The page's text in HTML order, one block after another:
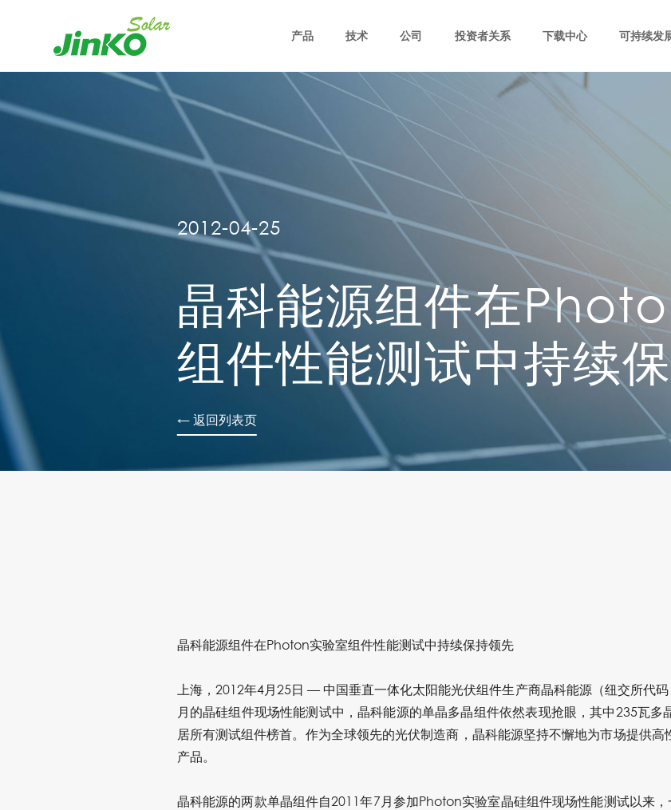
产品 技术 公司 投资者关系 下载中心 可持续发
2012-04-25
晶科能源组件在
组件性能测试中持续
← 返回列表页
晶科能源组件在Photon实验室组件性能测试中持续保持领先
上海，2012年4月25日 — 中国垂直一体化太阳能光伏组件生产商晶科能源（纽交所代
月的晶硅组件现场性能测试中，晶科能源的单晶多晶组件依然表现抢眼，其中235瓦
居所有测试组件榜首。作为全球领先的光伏制造商，晶科能源坚持不懈地为市场提供
产品。
晶科能源的两款单晶组件自2011年7月参加Photon实验室晶硅组件现场性能测试以来